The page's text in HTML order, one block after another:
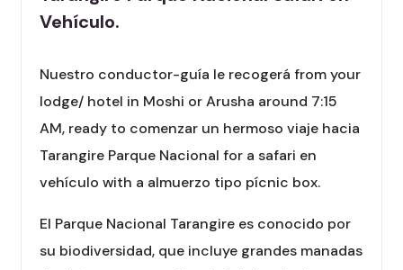
Vehículo.
Nuestro conductor-guía le recogerá from your
lodge/ hotel in Moshi or Arusha around 7:15
AM, ready to comenzar un hermoso viaje hacia
Tarangire Parque Nacional for a safari en
vehículo with a almuerzo tipo pícnic box.
El Parque Nacional Tarangire es conocido por
su biodiversidad, que incluye grandes manadas